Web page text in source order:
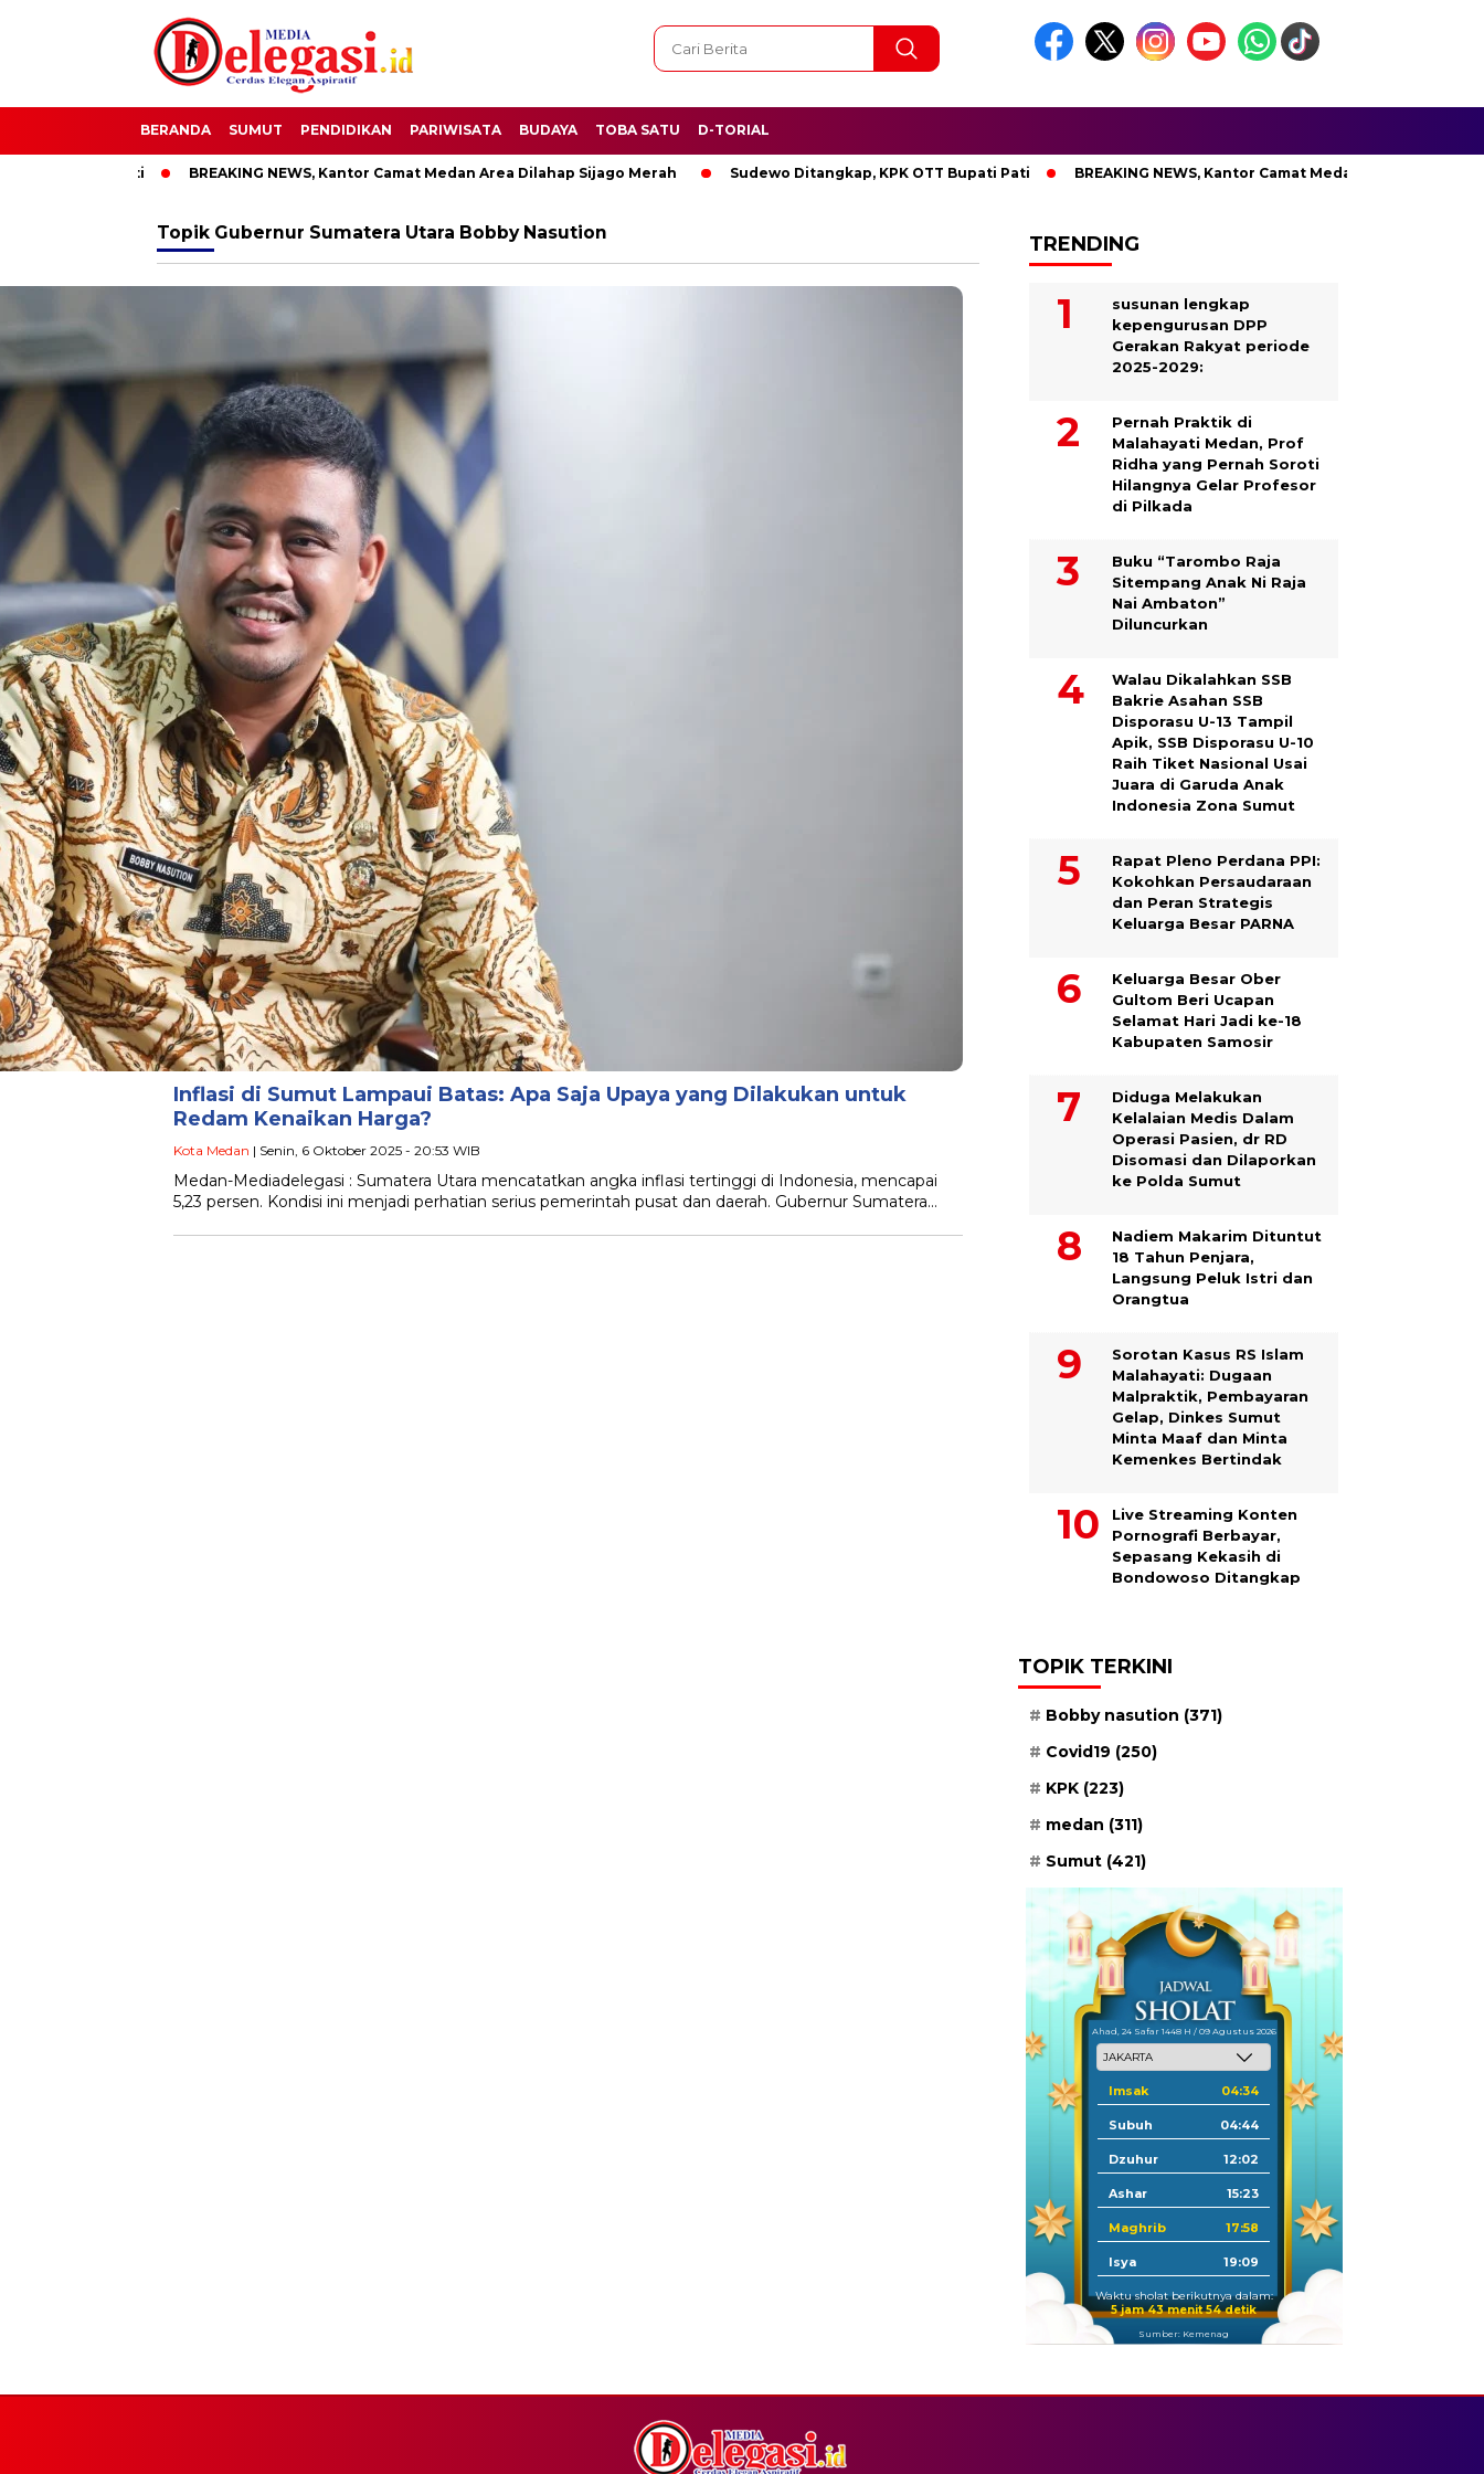
BERANDA SUMUT PENDIDIKAN PARIWISATA BUDAYA TOBA SATU D-TORIAL
BREAKING NEWS, Kantor Camat Medan Area Dilahap Sijago Merah Sudewo Ditangkap, KPK OTT Bupati Pati BREAKING NEWS, Kantor Camat Medan Area Dilahap Sijago
Topik Gubernur Sumatera Utara Bobby Nasution
Inflasi di Sumut Lampaui Batas: Apa Saja Upaya yang Dilakukan untuk
Redam Kenaikan Harga?
Kota Medan | Senin, 6 Oktober 2025 - 20:53 WIB
Medan-Mediadelegasi : Sumatera Utara mencatatkan angka inflasi tertinggi di Indonesia, mencapai
5,23 persen. Kondisi ini menjadi perhatian serius pemerintah pusat dan daerah. Gubernur Sumatera…
TRENDING
susunan lengkap
kepengurusan DPP
Gerakan Rakyat periode
2025-2029:
Pernah Praktik di
Malahayati Medan, Prof
Ridha yang Pernah Soroti
Hilangnya Gelar Profesor
di Pilkada
Buku “Tarombo Raja
Sitempang Anak Ni Raja
Nai Ambaton”
Diluncurkan
Walau Dikalahkan SSB
Bakrie Asahan SSB
Disporasu U-13 Tampil
Apik, SSB Disporasu U-10
Raih Tiket Nasional Usai
Juara di Garuda Anak
Indonesia Zona Sumut
Rapat Pleno Perdana PPI:
Kokohkan Persaudaraan
dan Peran Strategis
Keluarga Besar PARNA
Keluarga Besar Ober
Gultom Beri Ucapan
Selamat Hari Jadi ke-18
Kabupaten Samosir
Diduga Melakukan
Kelalaian Medis Dalam
Operasi Pasien, dr RD
Disomasi dan Dilaporkan
ke Polda Sumut
​Nadiem Makarim Dituntut
18 Tahun Penjara,
Langsung Peluk Istri dan
Orangtua
Sorotan Kasus RS Islam
Malahayati: Dugaan
Malpraktik, Pembayaran
Gelap, Dinkes Sumut
Minta Maaf dan Minta
Kemenkes Bertindak
Live Streaming Konten
Pornografi Berbayar,
Sepasang Kekasih di
Bondowoso Ditangkap
TOPIK TERKINI
Bobby nasution (371)
Covid19 (250)
KPK (223)
medan (311)
Sumut (421)
Ahad, 24 Safar 1448 H / 09 Agustus 2026
Imsak 04:34
Subuh 04:44
Dzuhur 12:02
Ashar 15:23
Maghrib 17:58
Isya 19:09
Waktu sholat berikutnya dalam:
5 jam 43 menit 54 detik
Sumber: Kemenag